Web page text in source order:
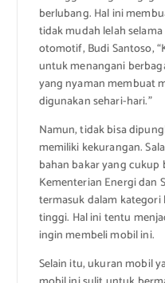
berlubang. Hal ini
tidak mudah lelah
otomotif, Budi Santoso,
untuk menangani
yang nyaman membuat
digunakan sehari-hari.”
Namun, tidak bisa
memiliki kekurangan.
bahan bakar yang
Kementerian Energi dan
termasuk dalam
tinggi. Hal ini tentu
ingin membeli mobil ini.
Selain itu, ukuran mobil